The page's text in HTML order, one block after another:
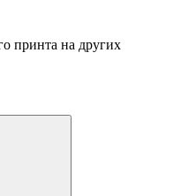
принта на других